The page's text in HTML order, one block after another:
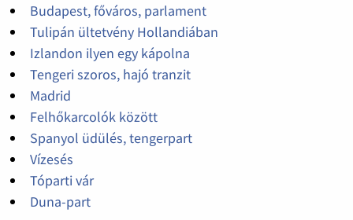
Budapest, főváros, parlament
Tulipán ültetvény Hollandiában
Izlandon ilyen egy kápolna
Tengeri szoros, hajó tranzit
Madrid
Felhőkarcolók között
Spanyol üdülés, tengerpart
Vízesés
Tóparti vár
Duna-part